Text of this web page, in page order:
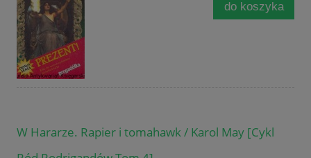
do koszyka
W Hararze. Rapier i tomahawk / Karol May [Cykl